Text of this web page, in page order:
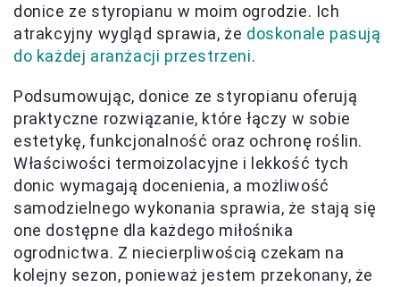
donice ze styropianu w moim ogrodzie. Ich
atrakcyjny wygląd sprawia, że doskonale pasują
do każdej aranżacji przestrzeni.
Podsumowując, donice ze styropianu oferują
praktyczne rozwiązanie, które łączy w sobie
estetykę, funkcjonalność oraz ochronę roślin.
Właściwości termoizolacyjne i lekkość tych
donic wymagają docenienia, a możliwość
samodzielnego wykonania sprawia, że stają się
one dostępne dla każdego miłośnika
ogrodnictwa. Z niecierpliwością czekam na
kolejny sezon, ponieważ jestem przekonany, że